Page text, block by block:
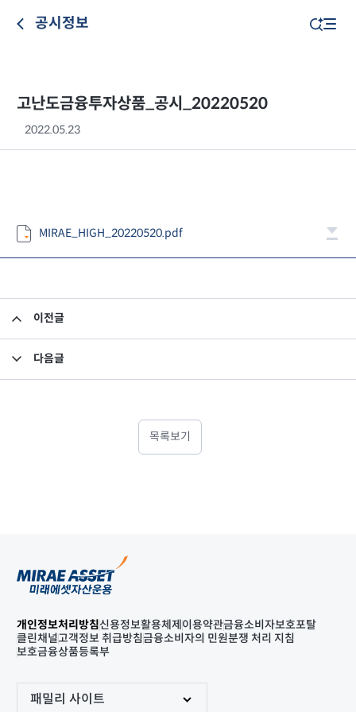
공시정보
고난도금융투자상품_공시_20220520
2022.05.23
MIRAE_HIGH_20220520.pdf
이전글
다음글
목록보기
개인정보처리방침신용정보활용체제 이용약관금융소비자보호포탈
클린채널고객정보 취급방침금융소비자의 민원분쟁 처리 지침
보호금융상품등록부
패밀리 사이트